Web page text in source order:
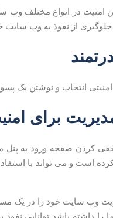
امنیت در انواع مختلف
جلوگیری از نفوذ به وب سایت
امنیتی انتخاب و نوشتن
برای
کردن صفحه ورود به پنل
کرده است و می تواند با
وب سایت خود را در یک